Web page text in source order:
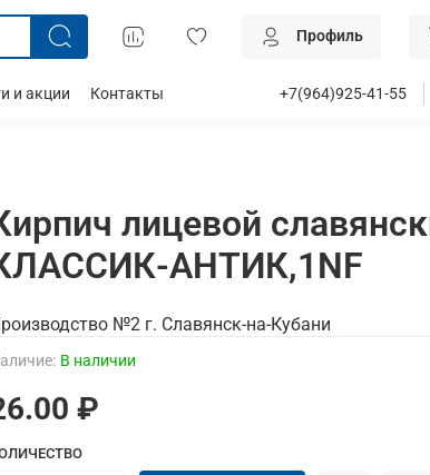
Профиль
и акции Контакты +7(964)925-41-55
В наличии
лицевой
АНТИК,1NF
₽
№2 г. Славянск-на-Кубани